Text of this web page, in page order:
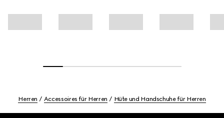
Herren Accessoires für Herren Hüte und Handschuhe für Herren